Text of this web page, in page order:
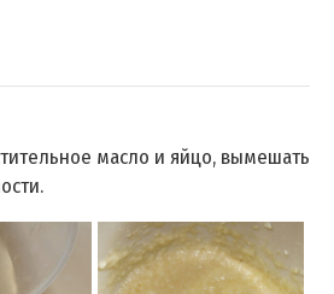
масло и яйцо, вымешать